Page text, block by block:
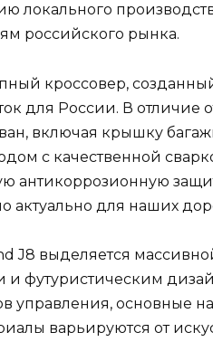
локального
российского рынка.
кроссовер,
для России. В отличие
включая крышку
с качественной
антикоррозионную
актуально для наших
J8 выделяется
и футуристическим
управления, основные
варьируются от